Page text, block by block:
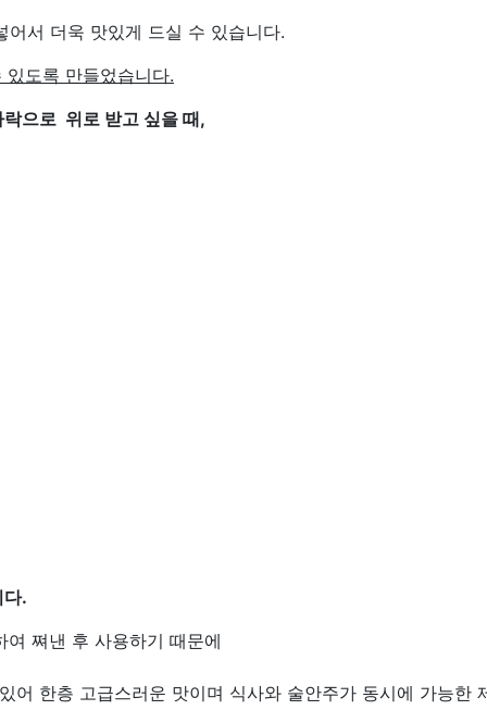
서 더욱 맛있게 드실 수 있습니다.
도록 만들었습니다.
으로 위로 받고 싶을 때,
다.
쪄낸 후 사용하기 때문에
어 한층 고급스러운 맛이며 식사와 술안주가 동시에 가능한